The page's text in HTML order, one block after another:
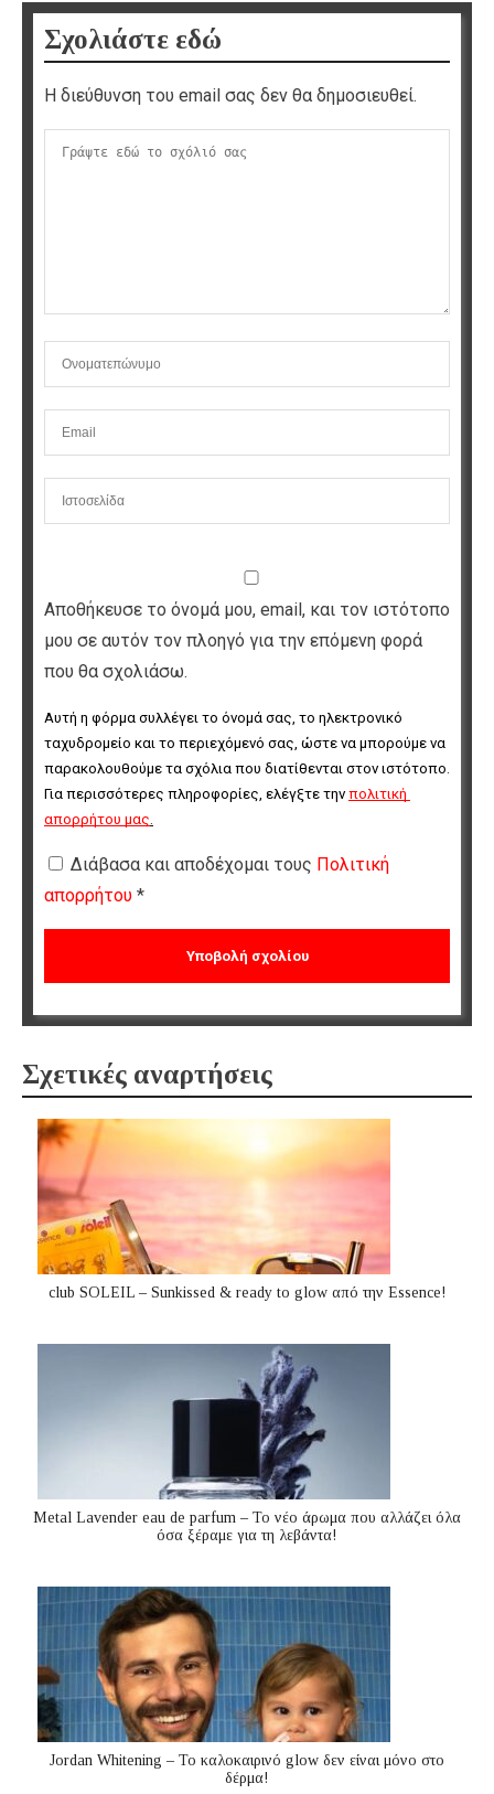
Σχολιάστε εδώ
Η διεύθυνση του email σας δεν θα δημοσιευθεί.
Αποθήκευσε το όνομά μου, email, και τον ιστότοπο
μου σε αυτόν τον πλοηγό για την επόμενη φορά
που θα σχολιάσω.
Αυτή η φόρμα συλλέγει το όνομά σας, το ηλεκτρονικό
ταχυδρομείο και το περιεχόμενό σας, ώστε να μπορούμε να
παρακολουθούμε τα σχόλια που διατίθενται στον ιστότοπο.
Για περισσότερες πληροφορίες, ελέγξτε την πολιτική
απορρήτου μας.
Διάβασα και αποδέχομαι τους Πολιτική
απορρήτου *
Σχετικές αναρτήσεις
club SOLEIL – Sunkissed & ready to glow από την Essence!
Metal Lavender eau de parfum – Το νέο άρωμα που αλλάζει όλα
όσα ξέραμε για τη λεβάντα!
Jordan Whitening – Το καλοκαιρινό glow δεν είναι μόνο στο
δέρμα!